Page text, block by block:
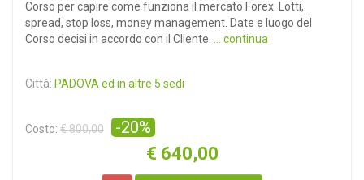
Corso per capire come funziona il mercato Forex. Lotti,
spread, stop loss, money management. Date e luogo del
Corso decisi in accordo con il Cliente.
... continua
Città: PADOVA ed in altre 5 sedi
Costo: € 800,00 -20%
€ 640,00